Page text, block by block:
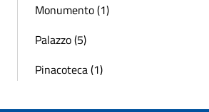
Monumento (1)
Palazzo (5)
Pinacoteca (1)